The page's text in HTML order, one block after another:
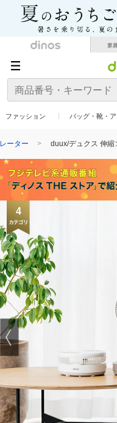
ファッション バッグ・靴・
ーター duux/デュクス 伸
4